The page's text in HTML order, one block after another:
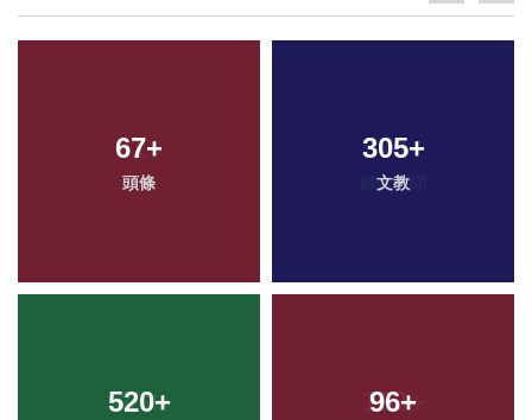
67+
頭條
305+
文教
520+ 96+